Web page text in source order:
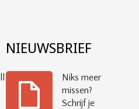
NIEUWSBRIEF
Niks meer
missen?
Schrijf je